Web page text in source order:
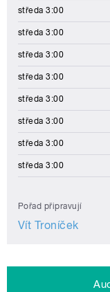
středa 3:00
středa 3:00
středa 3:00
středa 3:00
středa 3:00
středa 3:00
středa 3:00
středa 3:00
Pořad připravují
Vít Troníček